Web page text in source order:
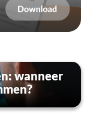
wanneer